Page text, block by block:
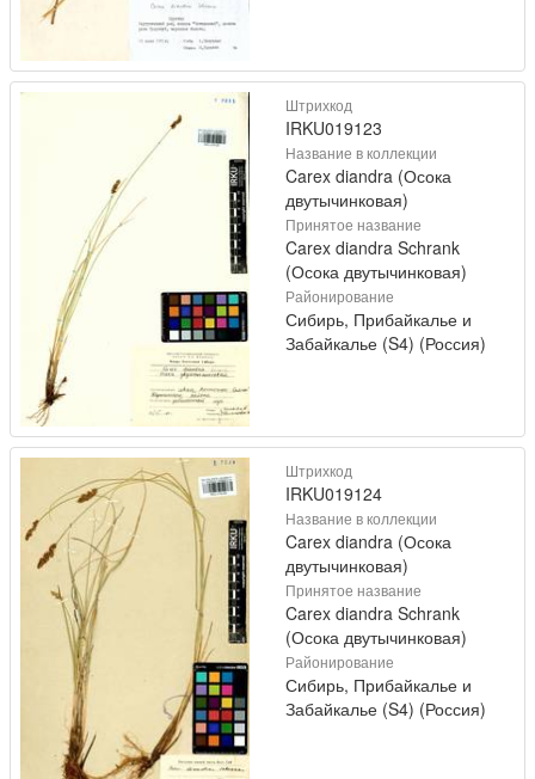
Штрихкод
IRKU019123
Название в коллекции
Carex diandra (Осока
двутычинковая)
Принятое название
Carex diandra Schrank
(Осока двутычинковая)
Районирование
Сибирь, Прибайкалье и
Забайкалье (S4) (Россия)
Штрихкод
IRKU019124
Название в коллекции
Carex diandra (Осока
двутычинковая)
Принятое название
Carex diandra Schrank
(Осока двутычинковая)
Районирование
Сибирь, Прибайкалье и
Забайкалье (S4) (Россия)